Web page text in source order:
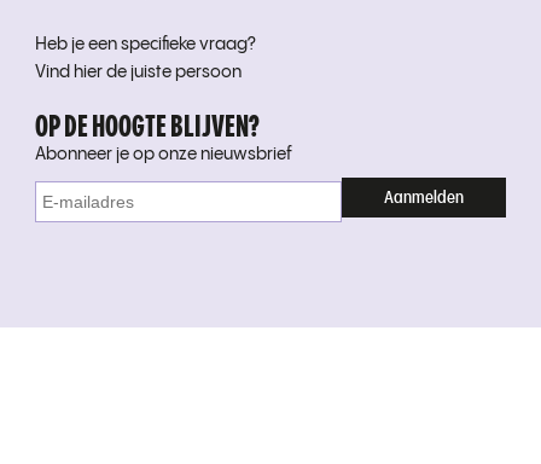
Heb je een specifieke vraag?
Vind hier de juiste persoon
OP DE HOOGTE BLIJVEN?
Abonneer je op onze nieuwsbrief